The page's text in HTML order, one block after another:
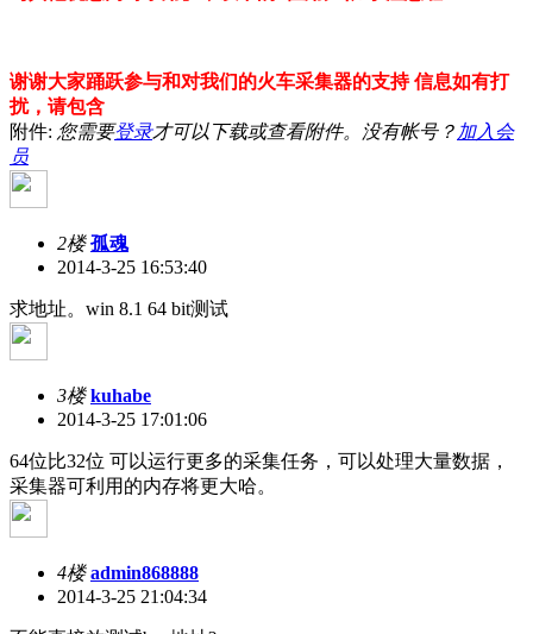
谢谢大家踊跃参与和对我们的火车采集器的支持 信息如有打
扰，请包含
附件: 您需要登录才可以下载或查看附件。没有帐号？ 加入会
员
2楼 孤魂
2014-3-25 16:53:40
求地址。win 8.1 64 bit测试
3楼 kuhabe
2014-3-25 17:01:06
64位比32位 可以运行更多的采集任务，可以处理大量数据，
采集器可利用的内存将更大哈。
4楼 admin868888
2014-3-25 21:04:34